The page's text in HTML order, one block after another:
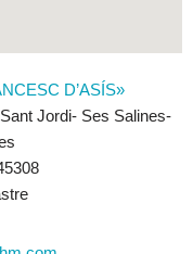
D’ASÍS»
Jordi- Ses Salines-